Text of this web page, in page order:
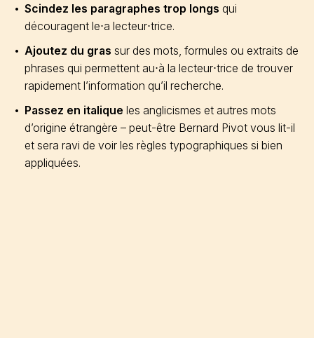
Scindez les paragraphes trop longs qui
découragent le⋅a lecteur⋅trice.
Ajoutez du gras sur des mots, formules ou extraits de
phrases qui permettent au⋅à la lecteur⋅trice de trouver
rapidement l’information qu’il recherche.
Passez en italique les anglicismes et autres mots
d’origine étrangère – peut-être Bernard Pivot vous lit-il
et sera ravi de voir les règles typographiques si bien
appliquées.